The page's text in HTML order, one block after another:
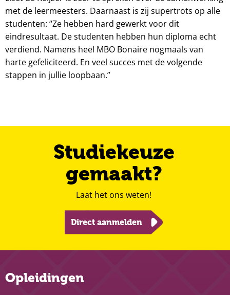
met de leermeesters. Daarnaast is zij supertrots op alle
studenten: “Ze hebben hard gewerkt voor dit
eindresultaat. De studenten hebben hun diploma echt
verdiend. Namens heel MBO Bonaire nogmaals van
harte gefeliciteerd. En veel succes met de volgende
stappen in jullie loopbaan.”
Studiekeuze
gemaakt?
Laat het ons weten!
Direct aanmelden
Opleidingen